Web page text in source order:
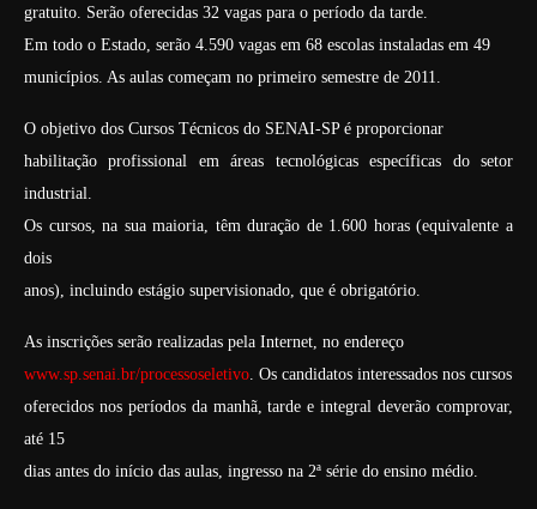
gratuito. Serão oferecidas 32 vagas para o período da tarde.
Em todo o Estado, serão 4.590 vagas em 68 escolas instaladas em 49
municípios. As aulas começam no primeiro semestre de 2011.
O objetivo dos Cursos Técnicos do SENAI-SP é proporcionar
habilitação profissional em áreas tecnológicas específicas do setor
industrial.
Os cursos, na sua maioria, têm duração de 1.600 horas (equivalente a
dois
anos), incluindo estágio supervisionado, que é obrigatório.
As inscrições serão realizadas pela Internet, no endereço
www.sp.senai.br/processoseletivo. Os candidatos interessados nos cursos
oferecidos nos períodos da manhã, tarde e integral deverão comprovar,
até 15
dias antes do início das aulas, ingresso na 2ª série do ensino médio.